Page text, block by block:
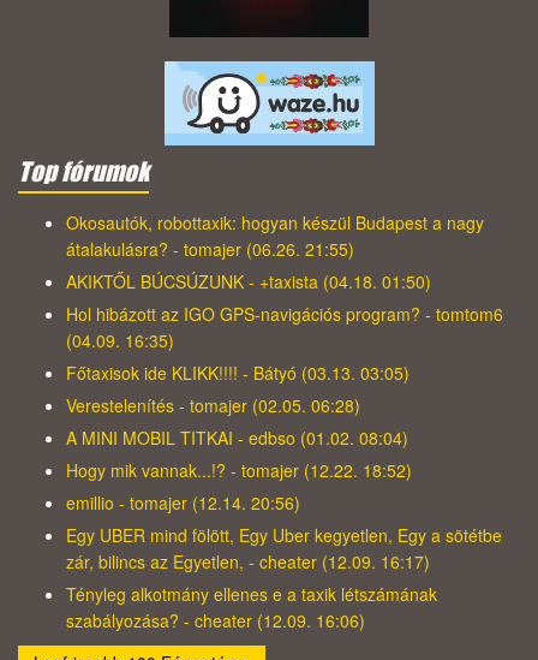
Top fórumok
Okosautók, robottaxik: hogyan készül Budapest a nagy
átalakulásra? - tomajer (06.26. 21:55)
AKIKTŐL BÚCSÚZUNK - +taxista (04.18. 01:50)
Hol hibázott az IGO GPS-navigációs program? - tomtom6
(04.09. 16:35)
Főtaxisok ide KLIKK!!!! - Bátyó (03.13. 03:05)
Verestelenítés - tomajer (02.05. 06:28)
A MINI MOBIL TITKAI - edbso (01.02. 08:04)
Hogy mik vannak...!? - tomajer (12.22. 18:52)
emillio - tomajer (12.14. 20:56)
Egy UBER mind fölött, Egy Uber kegyetlen, Egy a sötétbe
zár, bilincs az Egyetlen, - cheater (12.09. 16:17)
Tényleg alkotmány ellenes e a taxik létszámának
szabályozása? - cheater (12.09. 16:06)